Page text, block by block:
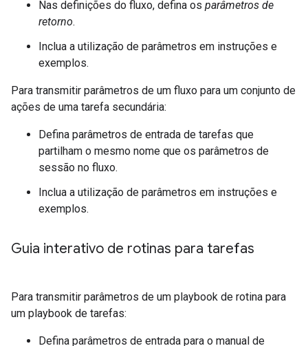
Nas definições do fluxo, defina os parâmetros de
retorno.
Inclua a utilização de parâmetros em instruções e
exemplos.
Para transmitir parâmetros de um fluxo para um conjunto de
ações de uma tarefa secundária:
Defina parâmetros de entrada de tarefas que
partilham o mesmo nome que os parâmetros de
sessão no fluxo.
Inclua a utilização de parâmetros em instruções e
exemplos.
Guia interativo de rotinas para tarefas
Para transmitir parâmetros de um playbook de rotina para
um playbook de tarefas:
Defina parâmetros de entrada para o manual de